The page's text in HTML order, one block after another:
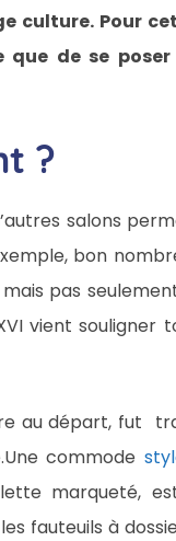
culture. Pour
que de se poser
?
salons
bon
pas
vient souligner
au départ, fut
commode
marqueté,
fauteuils à